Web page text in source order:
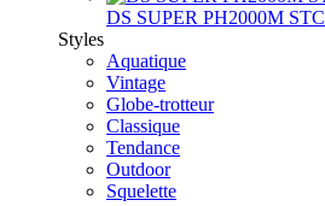
DS SUPER PH2000M STC
Styles
Aquatique
Vintage
Globe-trotteur
Classique
Tendance
Outdoor
Squelette